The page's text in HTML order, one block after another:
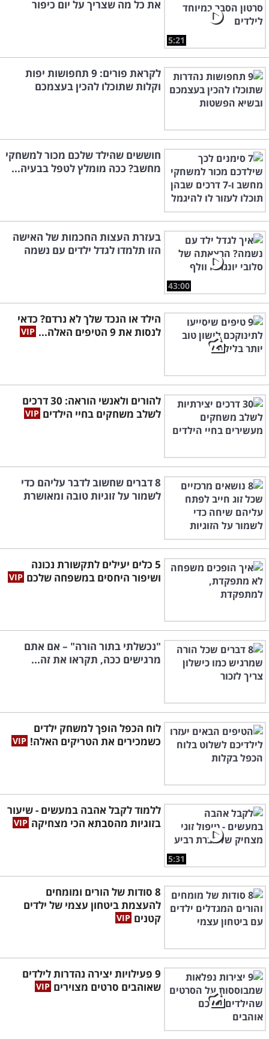
5:21
את כל מה שצריך על יום כיפור
לקראת פורים: 9 תחפושות יפות
וקלות שתוכלו להכין בעצמכם
חוששים שהילד שלכם מכור למשחקי
מחשב? ככה מומלץ לטפל בבעיה...
43:00
בעזרת העצות החכמות של האישה
הזו תלמדו לגדל ילדים עם נשמה
הילד או הנכד שלך לא נרדם? כדאי
לנסות את 9 הטיפים האלה...
להורים ולאנשי הוראה: 30 דרכים
לשלב משחקים בחיי הילדים
8 דברים שחשוב לדבר עליהם כדי
לשמור על זוגיות טובה ומאושרת
5 כלים יעילים לתקשורת נכונה
ושיפור היחסים במשפחה שלכם
"נכשלתי בתור הורה" – אם אתם
מרגישים ככה, תקראו את זה...
לוח הכפל הופך למשחק ילדים
כשמכירים את הטריקים האלה!
5:31
ללמוד לקבל אהבה במעשים - שיעור
בזוגיות מהסבתא הכי מצחיקה
8 סודות של הורים ומומחים
להעצמת ביטחון עצמי של ילדים
קטנים
9 פעילויות יצירה נהדרות לילדים
שאוהבים סרטים מצוירים